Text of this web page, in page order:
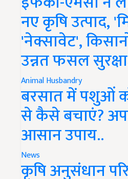
नए कृषि उत्पाद,
'नेक्सावेट',
उन्नत फसल
Animal Husbandry
बरसात में पशुओं
से कैसे बचाएं?
आसान उपाय..
News
कृषि अनुसंधान